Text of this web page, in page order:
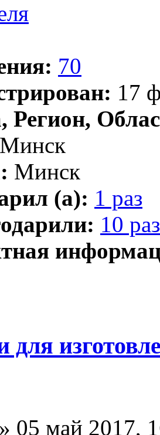
70
17
Регион,
Минск
Минск
(а): 1 раз
10 раз
для
» 05 май 2017,